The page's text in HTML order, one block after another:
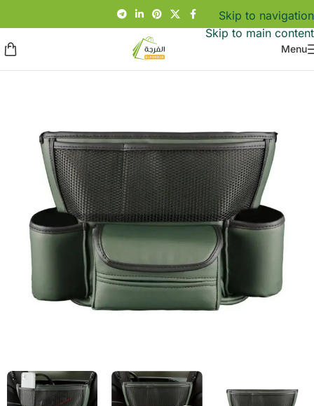
Skip to navigation
Skip to main content
Menu